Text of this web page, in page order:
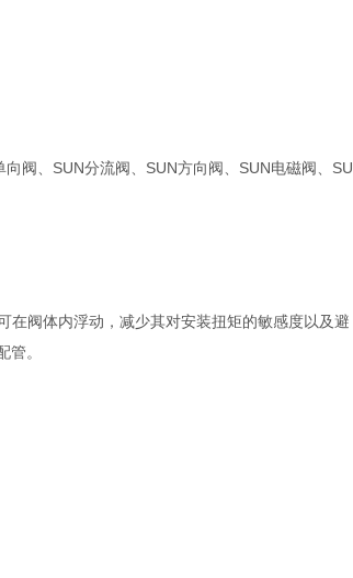
阀、SUN分流阀、SUN方向阀、SUN电磁阀、SU
在阀体内浮动，减少其对安装扭矩的敏感度以及避
。